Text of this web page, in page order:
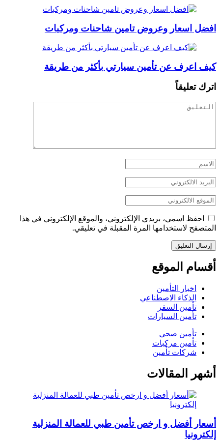
افضل اسعار وعروض تامين شاحنات ومركبات
كيف اعرف عن تأمين سيارتي بأكثر من طريقة
اترك تعليقاً
احفظ اسمي، بريدي الإلكتروني، والموقع الإلكتروني في هذا
المتصفح لاستخدامها المرة المقبلة في تعليقي.
أقسام الموقع
اخبار التأمين
الذكاء الاصطناعي
تأمين السفر
تأمين السيارات
تأمين صحي
تأمين مركبات
شركات تأمين
أشهر المقالات
أسعار أفضل و ارخص تأمين طبي للعمالة المنزلية
إلكترونيا